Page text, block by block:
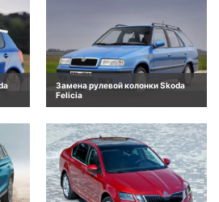
Замена рулевой колонки Skoda
Felicia